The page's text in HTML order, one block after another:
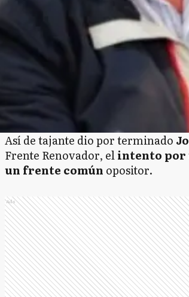
Así de tajante dio por terminado
Frente Renovador, elintento
un frente común opositor.
Ads